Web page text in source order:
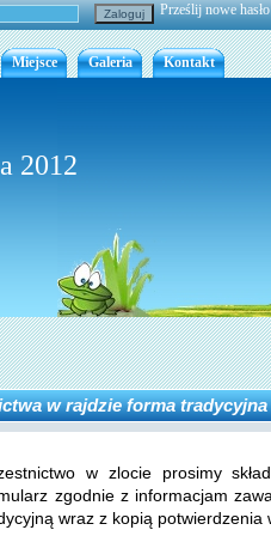
Prześlij nowe hasło
Miejsce Galeria Kontakt
2012
w rajdzie forma tradycyjna
w zlocie prosimy
zgodnie z informacjam
wraz z kopią potwierdzenia